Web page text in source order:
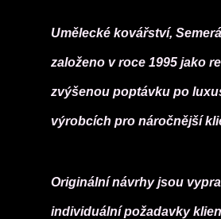
Umělecké kovářství,
založeno v roce 1995 jako
zvýšenou poptávku po
výrobcích pro náročnější
Originální návrhy jsou
individuální požadavky